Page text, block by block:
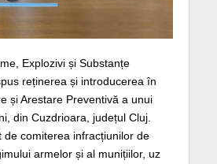
Explozivi și Substanțe
reținerea și introducerea în
și Arestare Preventivă a unui
din Cuzdrioara, județul Cluj.
de comiterea infracțiunilor de
armelor și al munițiilor, uz